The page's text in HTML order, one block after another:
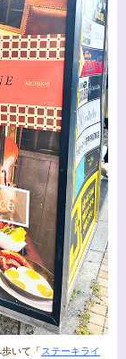
いて「ステーキライ